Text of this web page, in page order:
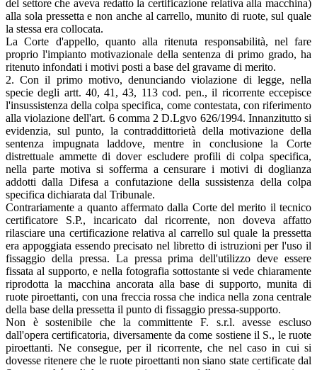
del settore che aveva redatto la certificazione relativa alla macchina)
alla sola pressetta e non anche al carrello, munito di ruote, sul quale
la stessa era collocata.
La Corte d'appello, quanto alla ritenuta responsabilità, nel fare
proprio l'impianto motivazionale della sentenza di primo grado, ha
ritenuto infondati i motivi posti a base del gravame di merito.
2. Con il primo motivo, denunciando violazione di legge, nella
specie degli artt. 40, 41, 43, 113 cod. pen., il ricorrente eccepisce
l'insussistenza della colpa specifica, come contestata, con riferimento
alla violazione dell'art. 6 comma 2 D.Lgvo 626/1994. Innanzitutto si
evidenzia, sul punto, la contraddittorietà della motivazione della
sentenza impugnata laddove, mentre in conclusione la Corte
distrettuale ammette di dover escludere profili di colpa specifica,
nella parte motiva si sofferma a censurare i motivi di doglianza
addotti dalla Difesa a confutazione della sussistenza della colpa
specifica dichiarata dal Tribunale.
Contrariamente a quanto affermato dalla Corte del merito il tecnico
certificatore S.P., incaricato dal ricorrente, non doveva affatto
rilasciare una certificazione relativa al carrello sul quale la pressetta
era appoggiata essendo precisato nel libretto di istruzioni per l'uso il
fissaggio della pressa. La pressa prima dell'utilizzo deve essere
fissata al supporto, e nella fotografia sottostante si vede chiaramente
riprodotta la macchina ancorata alla base di supporto, munita di
ruote piroettanti, con una freccia rossa che indica nella zona centrale
della base della pressetta il punto di fissaggio pressa-supporto.
Non è sostenibile che la committente F. s.r.l. avesse escluso
dall'opera certificatoria, diversamente da come sostiene il S., le ruote
piroettanti. Ne consegue, per il ricorrente, che nel caso in cui si
dovesse ritenere che le ruote piroettanti non siano state certificate dal